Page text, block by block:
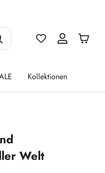
Du hast 0
Kollektionen
Welt